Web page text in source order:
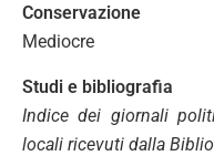
Conservazione
Mediocre
Studi e bibliografia
Indice dei giornali
locali ricevuti dalla